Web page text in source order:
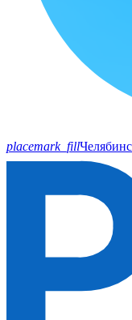
placemark_fill